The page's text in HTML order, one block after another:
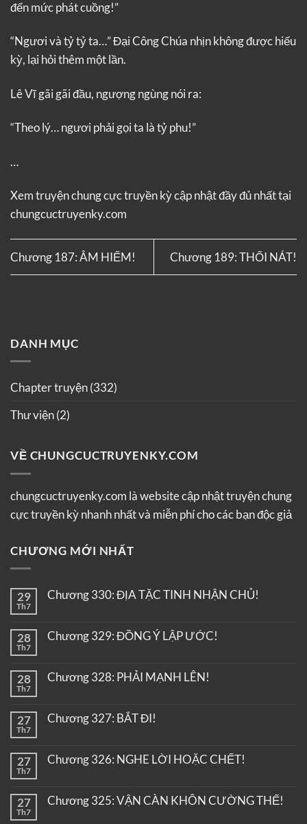
đến mức phát cuồng!”
“Ngươi và tỷ tỷ ta…” Đại Công Chúa nhịn không được hiếu
kỳ, lại hỏi thêm một lần.
Lê Vĩ gãi gãi đầu, ngượng ngùng nói ra:
“Theo lý… ngươi phải gọi ta là tỷ phu!”
…
Xem truyệnchung cực truyền kỳcập nhật đầy đủ nhất tại
chungcuctruyenky.com
Chương 187: ÂM HIỂM! Chương 189: THỐI NÁT!
DANH MỤC
Chapter truyện(332)
Thư viện(2)
VỀ CHUNGCUCTRUYENKY.COM
chungcuctruyenky.com là website cập nhật truyện chung
cực truyền kỳ nhanh nhất và miễn phí cho các bạn độc giả
CHƯƠNG MỚI NHẤT
29
Th7
Chương 330: ĐỊA TẶC TINH NHẬN CHỦ!
28
Th7
Chương 329: ĐỒNG Ý LẬP ƯỚC!
28
Th7
Chương 328: PHẢI MẠNH LÊN!
27
Th7
Chương 327: BẮT ĐI!
27
Th7
Chương 326: NGHE LỜI HOẶC CHẾT!
27
Th7
Chương 325: VẬN CÀN KHÔN CƯỜNG THẾ!